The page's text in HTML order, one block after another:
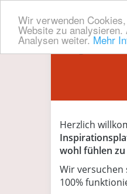
Wir verwenden
Website zu
Analysen weiter. Mehr
to
Herzlich
wohl fühlen zu
Wir versuchen
100%